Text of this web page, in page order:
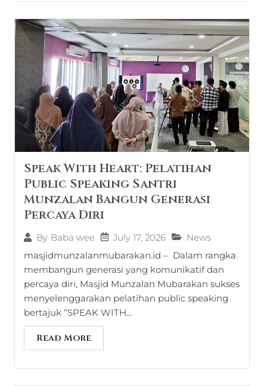
Speak With Heart: Pelatihan
Public Speaking Santri
Munzalan Bangun Generasi
Percaya Diri
By Baba wee July 17, 2026
News
masjidmunzalanmubarakan.id – Dalam rangka
membangun generasi yang komunikatif dan
percaya diri, Masjid Munzalan Mubarakan sukses
menyelenggarakan pelatihan public speaking
bertajuk “SPEAK WITH...
Read More